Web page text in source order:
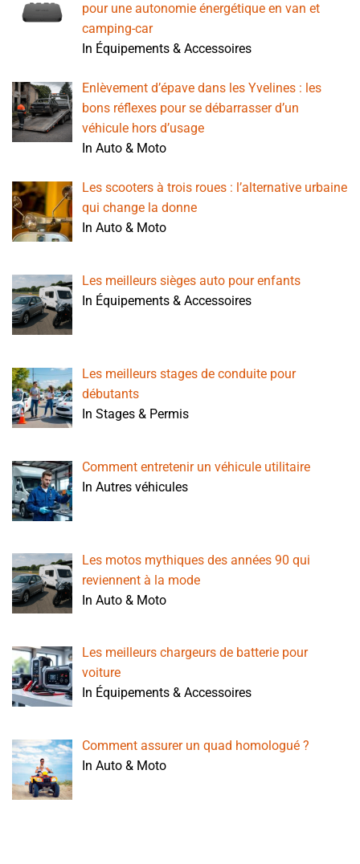
pour une autonomie énergétique en van et
camping-car
In Équipements & Accessoires
Enlèvement d’épave dans les Yvelines : les
bons réflexes pour se débarrasser d’un
véhicule hors d’usage
In Auto & Moto
Les scooters à trois roues : l’alternative urbaine
qui change la donne
In Auto & Moto
Les meilleurs sièges auto pour enfants
In Équipements & Accessoires
Les meilleurs stages de conduite pour
débutants
In Stages & Permis
Comment entretenir un véhicule utilitaire
In Autres véhicules
Les motos mythiques des années 90 qui
reviennent à la mode
In Auto & Moto
Les meilleurs chargeurs de batterie pour
voiture
In Équipements & Accessoires
Comment assurer un quad homologué ?
In Auto & Moto